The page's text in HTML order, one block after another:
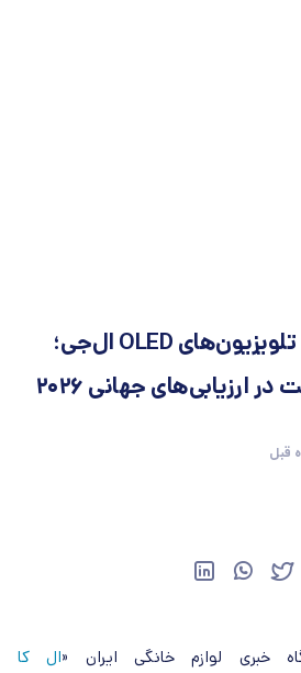
درخشش خیره‌کننده تلویزیون‌های OLED ال‌جی؛
جهانی ۲۰۲۶
خبری لوازم خانگی ایران «ال کا